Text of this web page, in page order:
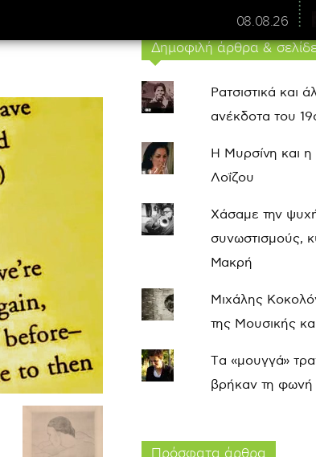
08.08.26
Δημοφιλή άρθρα &
Ρατσιστικά και
ανέκδοτα του
Η Μυρσίνη και η
Λοΐζου
Χάσαμε την
συνωστισμούς,
Μακρή
Μιχάλης
της Μουσικής
Τα «μουγγά»
βρήκαν τη φωνή
Πρόσφατα άρθρα